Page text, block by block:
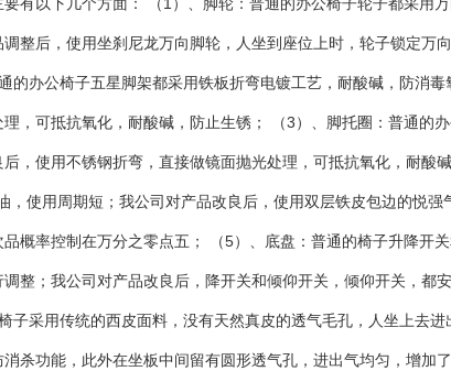
整后，使用坐刹尼龙万向脚轮，人坐到座位上时，轮子锁定万
的办公椅子五星脚架都采用铁板折弯电镀工艺，耐酸碱，防消
，可抵抗氧化，耐酸碱，防止生锈； （3）、脚托圈：普通的
，使用不锈钢折弯，直接做镜面抛光处理，可抵抗氧化，耐
，使用周期短；我公司对产品改良后，使用双层铁皮包边的悦
概率控制在万分之零点五； （5）、底盘：普通的椅子升降开
整；我公司对产品改良后，降开关和倾仰开关，倾仰开关，都
子采用传统的西皮面料，没有天然真皮的透气毛孔，人坐上去
杀功能，此外在坐板中间留有圆形透气孔，进出气均匀，增